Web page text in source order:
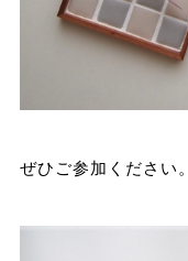
ぜひご参加ください。